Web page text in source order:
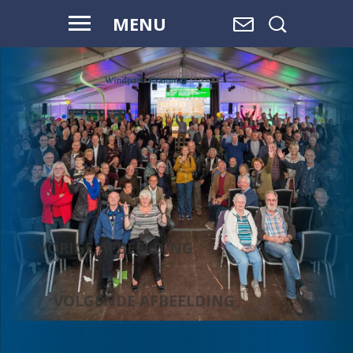
MENU
VOOR HAAR
EN ONZE
TOEKOMST
VORIGE AFBEELDING
VOLGENDE AFBEELDING